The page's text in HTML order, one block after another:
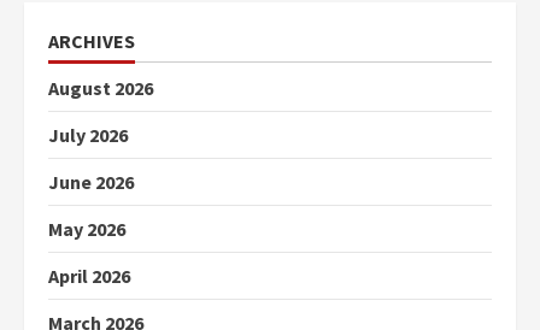
ARCHIVES
August 2026
July 2026
June 2026
May 2026
April 2026
March 2026